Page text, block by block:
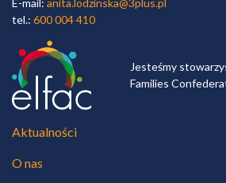
tel.: 600 004 410
Jesteśmy
Families
Aktualności
O nas